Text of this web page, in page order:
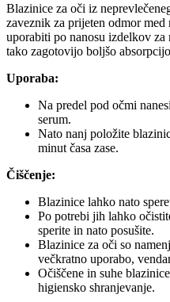
Blazinice za oči iz
zaveznik za prijeten odmor
uporabiti po nanosu izdelkov
tako zagotovijo boljšo
Uporaba:
Na predel pod očmi
serum.
Nato nanj položite
minut časa zase.
Čiščenje:
Blazinice lahko nato
Po potrebi jih lahko
sperite in nato posušite.
Blazinice za oči so
večkratno uporabo,
Očiščene in suhe
higiensko shranjevanje.